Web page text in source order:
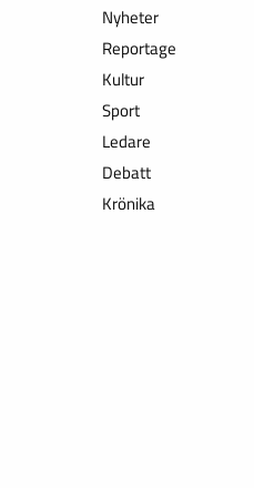
Nyheter
Reportage
Kultur
Sport
Ledare
Debatt
Krönika